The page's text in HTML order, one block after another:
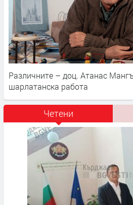
Различните – доц. Атанас
шарлатанска работа
Четени